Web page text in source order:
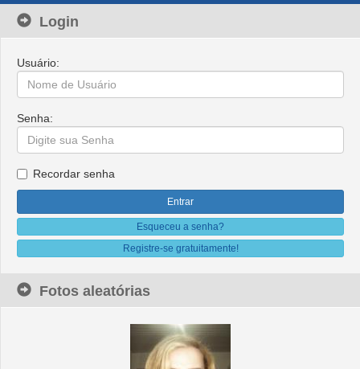
Login
Usuário:
Senha:
Recordar senha
Esqueceu a senha?
Registre-se gratuitamente!
Fotos aleatórias